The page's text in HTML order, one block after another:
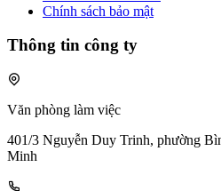
Chính sách bảo mật
Thông tin công ty
Văn phòng làm việc
401/3 Nguyễn Duy Trinh, phường
Minh